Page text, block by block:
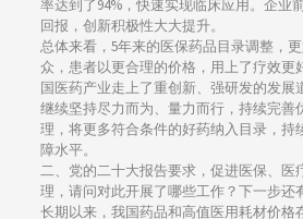
率达到了94%，快速实现临床应用。企业
回报，创新积极性大大提升。
总体来看，5年来的医保药品目录调整，
众，患者以更合理的价格，用上了疗效更
国医药产业走上了重创新、强研发的发展
继续坚持尽力而为、量力而行，持续完善
理，将更多符合条件的好药纳入目录，持
障水平。
二、党的二十大报告要求，促进医保、医
理，请问对此开展了哪些工作？下一步还
长期以来，我国药品和高值医用耗材价格